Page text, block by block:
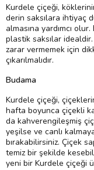
Kurdele çiçeği,
derin saksılara ihtiyaç
almasına yardımcı
plastik saksılar idealdir.
zarar vermemek için
çıkarılmalıdır.
Budama
Kurdele çiçeği,
hafta boyunca çiçekli
da kahverengileşmiş
yeşilse ve canlı
bırakabilirsiniz. Çiçek
temiz bir şekilde
yeni bir Kurdele çiçeği